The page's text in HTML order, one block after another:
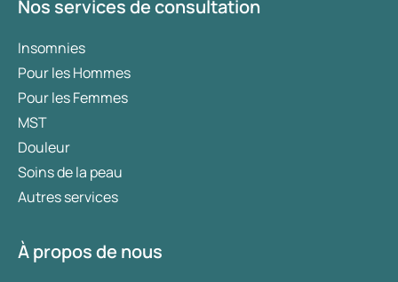
Nos services de consultation
Insomnies
Pour les Hommes
Pour les Femmes
MST
Douleur
Soins de la peau
Autres services
À propos de nous